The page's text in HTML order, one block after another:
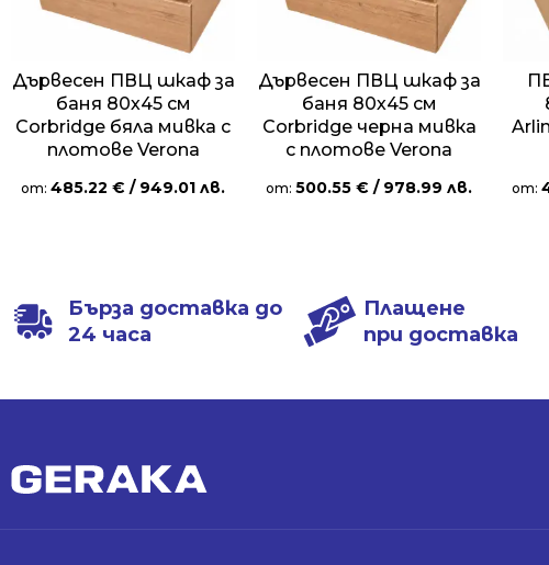
Дървесен ПВЦ шкаф за
баня 80х45 см
Corbridge бяла мивка с
плотове Verona
от: 485.22 € / 949.01 лв.
Дървесен ПВЦ шкаф за
баня 80х45 см
Corbridge черна мивка
с плотове Verona
от: 500.55 € / 978.99 лв. от:
Бърза доставка до
24 часа
Плащене
при доставка